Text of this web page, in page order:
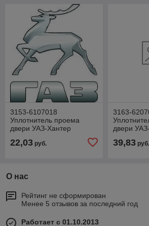
3153-6107018
Уплотнитель проема
двери УАЗ-Хантер
22,03 руб.
3163-
двери
39,83руб.
О нас
Рейтинг не сформирован
Менее 5 отзывов за последний год
Работает с 01.10.2013